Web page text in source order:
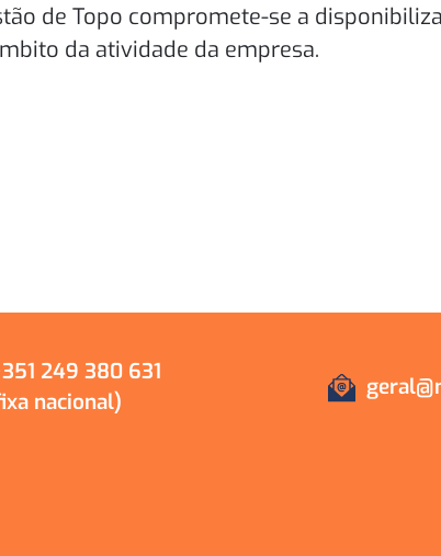
de Topo compromete-se a
da atividade da empresa.
249 380 631
nacional)